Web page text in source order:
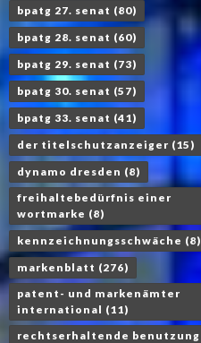
bpatg 27. senat (80)
bpatg 28. senat (60)
bpatg 29. senat (73)
bpatg 30. senat (57)
bpatg 33. senat (41)
der titelschutzanzeiger (15)
dynamo dresden (8)
freihaltebedürfnis einer
wortmarke (8)
kennzeichnungsschwäche (8)
markenblatt (276)
patent- und markenämter
international (11)
rechtserhaltende benutzung